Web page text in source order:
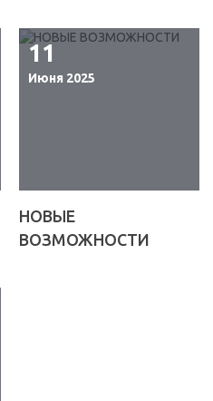
11
Июня 2025
НОВЫЕ
ВОЗМОЖНОСТИ